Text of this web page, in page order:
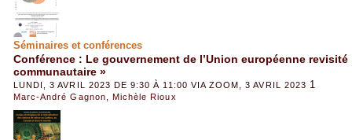
Séminaires et conférences
Conférence : Le gouvernement de l’Union européenne
communautaire »
LUNDI, 3 AVRIL 2023 DE 9:30 À 11:00 VIA ZOOM, 3 AVRIL 2023 1
Marc-André Gagnon Michèle Rioux